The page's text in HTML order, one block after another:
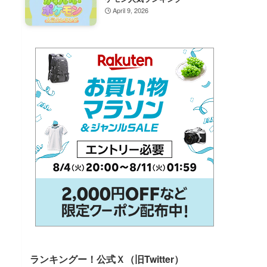
April 9, 2026
ランキングー！公式Ｘ（旧Twitter）